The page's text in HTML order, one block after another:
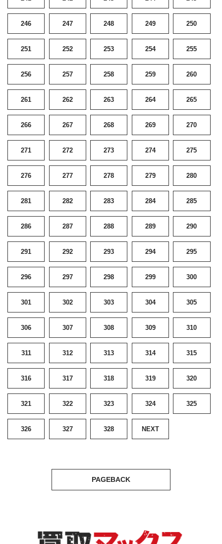
246 247 248 249 250
251 252 253 254 255
256 257 258 259 260
261 262 263 264 265
266 267 268 269 270
271 272 273 274 275
276 277 278 279 280
281 282 283 284 285
286 287 288 289 290
291 292 293 294 295
296 297 298 299 300
301 302 303 304 305
306 307 308 309 310
311 312 313 314 315
316 317 318 319 320
321 322 323 324 325
326 327 328 NEXT
PAGEBACK